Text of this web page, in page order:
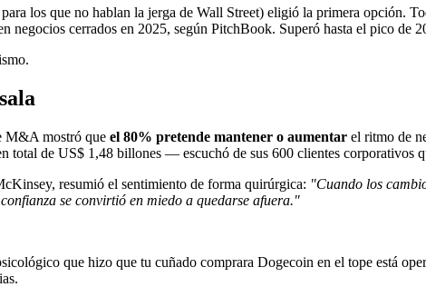
los que no hablan la jerga de Wall Street) eligió la primera opción.
negocios cerrados en 2025, según PitchBook. Superó hasta el pico de
M&A mostró que el 80% pretende mantener o aumentar el ritmo de
total de US$ 1,48 billones — escuchó de sus 600 clientes corporativos
resumió el sentimiento de forma quirúrgica: "Cuando los
se convirtió en miedo a quedarse afuera."
que hizo que tu cuñado comprara Dogecoin en el tope está